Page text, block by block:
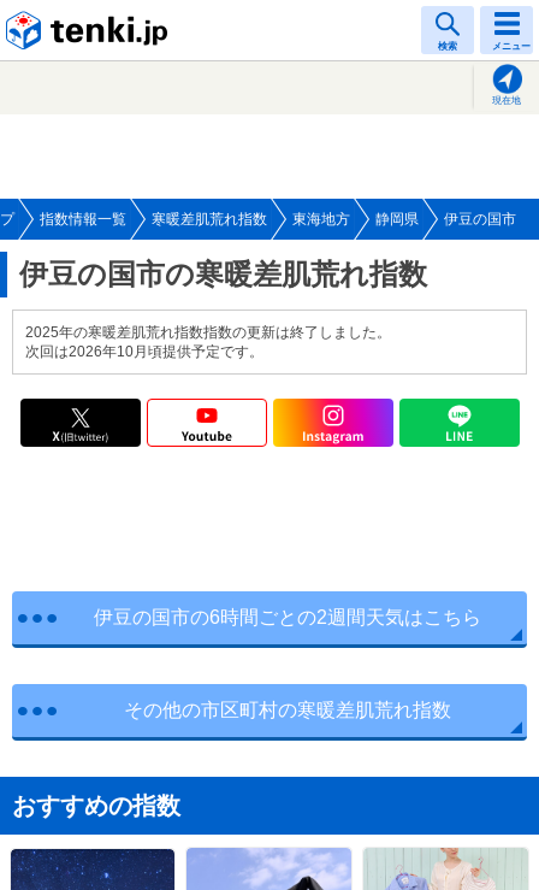
検索 メニュー
現在地
指数情報一覧 寒暖差肌荒れ指数 東海地方 静岡県 伊豆の国市
伊豆の国市の寒暖差肌荒れ指数
2025年の寒暖差肌荒れ指数指数の更新は終了しました。
次回は2026年10月頃提供予定です。
伊豆の国市の6時間ごとの2週間天気はこちら
その他の市区町村の寒暖差肌荒れ指数
おすすめの指数